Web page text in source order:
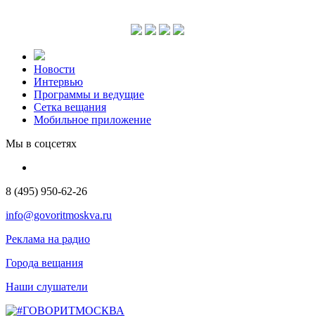
Новости
Интервью
Программы и ведущие
Сетка вещания
Мобильное приложение
Мы в соцсетях
8 (495) 950-62-26
info@govoritmoskva.ru
Реклама на радио
Города вещания
Наши слушатели